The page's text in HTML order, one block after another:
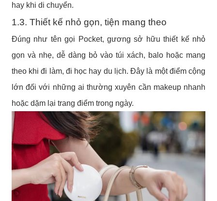
hay khi di chuyển.
1.3. Thiết kế nhỏ gọn, tiện mang theo
Đúng như tên gọi Pocket, gương sở hữu thiết kế nhỏ
gọn và nhẹ, dễ dàng bỏ vào túi xách, balo hoặc mang
theo khi đi làm, đi học hay du lịch. Đây là một điểm cộng
lớn đối với những ai thường xuyên cần makeup nhanh
hoặc dặm lại trang điểm trong ngày.